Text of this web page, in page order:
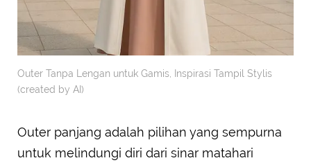
Outer Tanpa Lengan untuk Gamis, Inspirasi Tampil Stylis
(created by AI)
Outer panjang adalah pilihan yang sempurna
untuk melindungi diri dari sinar matahari